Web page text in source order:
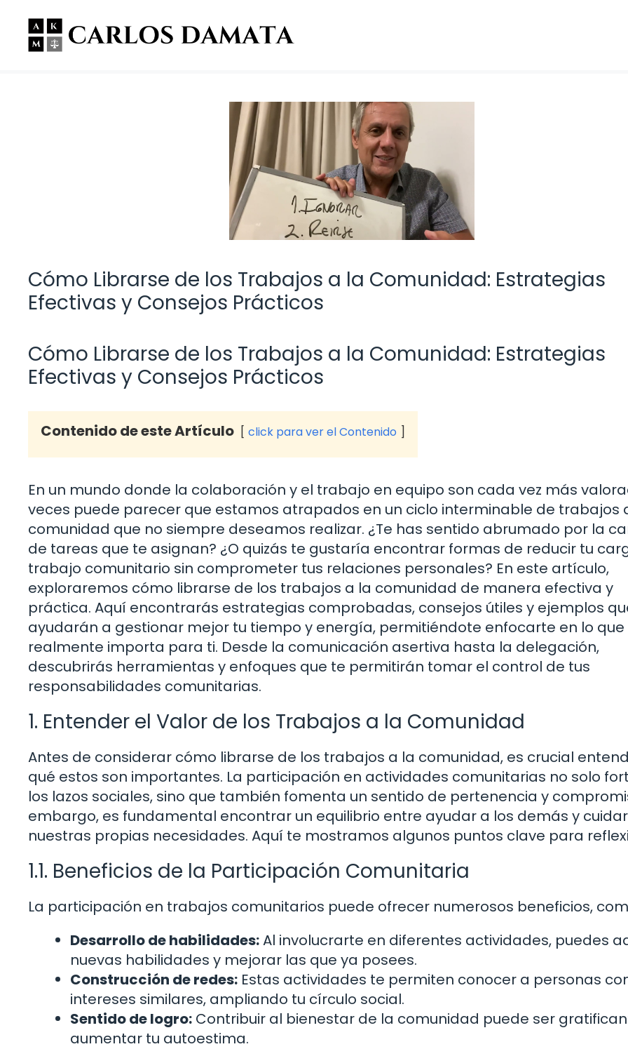
contenido
Cómo Librarse de los Trabajos a la Comunidad: Estrategias
Efectivas y Consejos Prácticos
Cómo Librarse de los Trabajos a la Comunidad: Estrategias
Efectivas y Consejos Prácticos
Contenido de este Artículo click para ver el Contenido
En un mundo donde la colaboración y el trabajo en equipo son cada vez más
veces puede parecer que estamos atrapados en un ciclo interminable de trabajos
comunidad que no siempre deseamos realizar. ¿Te has sentido abrumado por la
de tareas que te asignan? ¿O quizás te gustaría encontrar formas de reducir tu
trabajo comunitario sin comprometer tus relaciones personales? En este artículo,
exploraremos cómo librarse de los trabajos a la comunidad de manera efectiva y
práctica. Aquí encontrarás estrategias comprobadas, consejos útiles y ejemplos
ayudarán a gestionar mejor tu tiempo y energía, permitiéndote enfocarte en lo que
realmente importa para ti. Desde la comunicación asertiva hasta la delegación,
descubrirás herramientas y enfoques que te permitirán tomar el control de tus
responsabilidades comunitarias.
1. Entender el Valor de los Trabajos a la Comunidad
Antes de considerar cómo librarse de los trabajos a la comunidad, es crucial
qué estos son importantes. La participación en actividades comunitarias no solo
los lazos sociales, sino que también fomenta un sentido de pertenencia y
embargo, es fundamental encontrar un equilibrio entre ayudar a los demás y
nuestras propias necesidades. Aquí te mostramos algunos puntos clave para
1.1. Beneficios de la Participación Comunitaria
La participación en trabajos comunitarios puede ofrecer numerosos beneficios,
Desarrollo de habilidades:Al involucrarte en diferentes actividades, puedes
nuevas habilidades y mejorar las que ya posees.
Construcción de redes: Estas actividades te permiten conocer a personas
intereses similares, ampliando tu círculo social.
Sentido de logro: Contribuir al bienestar de la comunidad puede ser
aumentar tu autoestima.